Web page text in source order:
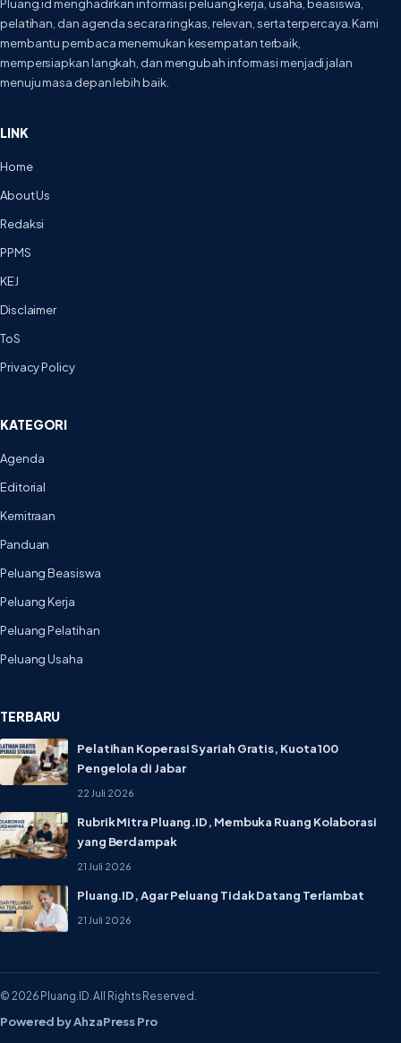
Pluang.id menghadirkan informasi peluang kerja, usaha, beasiswa,
pelatihan, dan agenda secara ringkas, relevan, serta terpercaya. Kami
membantu pembaca menemukan kesempatan terbaik,
mempersiapkan langkah, dan mengubah informasi menjadi jalan
menuju masa depan lebih baik.
LINK
Home
About Us
Redaksi
PPMS
KEJ
Disclaimer
ToS
Privacy Policy
KATEGORI
Agenda
Editorial
Kemitraan
Panduan
Peluang Beasiswa
Peluang Kerja
Peluang Pelatihan
Peluang Usaha
TERBARU
Pelatihan Koperasi Syariah Gratis, Kuota 100
Pengelola di Jabar
22 Juli 2026
Rubrik Mitra Pluang.ID, Membuka Ruang Kolaborasi
yang Berdampak
21 Juli 2026
Pluang.ID, Agar Peluang Tidak Datang Terlambat
21 Juli 2026
© 2026 Pluang.ID. All Rights Reserved.
Powered by AhzaPress Pro